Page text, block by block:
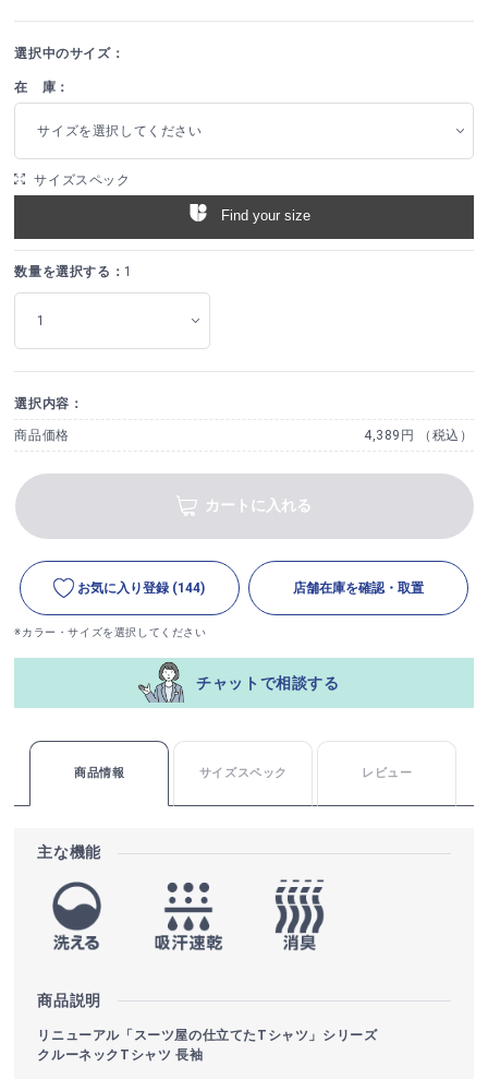
選択中のサイズ：
在 庫：
サイズを選択してください
サイズスペック
Find your size
数量を選択する： 1
選択内容：
商品価格 4,389円 （税込）
カートに入れる
お気に入り登録 (144) 店舗在庫を確認・取置
※カラー・サイズを選択してください
チャットで相談する
商品情報 サイズスペック レビュー
主な機能
商品説明
リニューアル「スーツ屋の仕立てたTシャツ」シリーズ
クルーネックTシャツ 長袖